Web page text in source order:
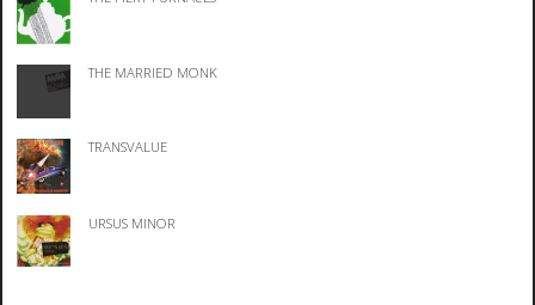
THE MARRIED MONK
TRANSVALUE
URSUS MINOR